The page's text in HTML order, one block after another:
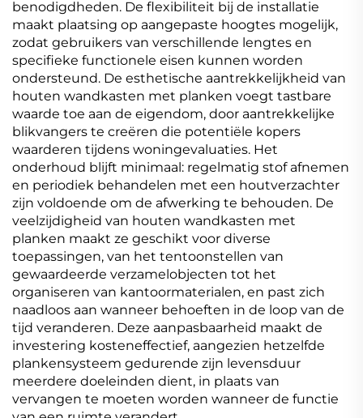
benodigdheden. De flexibiliteit bij de installatie
maakt plaatsing op aangepaste hoogtes mogelijk,
zodat gebruikers van verschillende lengtes en
specifieke functionele eisen kunnen worden
ondersteund. De esthetische aantrekkelijkheid van
houten wandkasten met planken voegt tastbare
waarde toe aan de eigendom, door aantrekkelijke
blikvangers te creëren die potentiële kopers
waarderen tijdens woningevaluaties. Het
onderhoud blijft minimaal: regelmatig stof afnemen
en periodiek behandelen met een houtverzachter
zijn voldoende om de afwerking te behouden. De
veelzijdigheid van houten wandkasten met
planken maakt ze geschikt voor diverse
toepassingen, van het tentoonstellen van
gewaardeerde verzamelobjecten tot het
organiseren van kantoormaterialen, en past zich
naadloos aan wanneer behoeften in de loop van de
tijd veranderen. Deze aanpasbaarheid maakt de
investering kosteneffectief, aangezien hetzelfde
plankensysteem gedurende zijn levensduur
meerdere doeleinden dient, in plaats van
vervangen te moeten worden wanneer de functie